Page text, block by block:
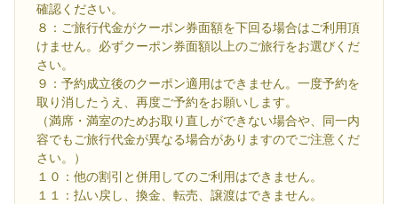
確認ください。
８：ご旅行代金がクーポン券面額を下回る場合はご利用頂
けません。必ずクーポン券面額以上のご旅行をお選びくだ
さい。
９：予約成立後のクーポン適用はできません。一度予約を
取り消したうえ、再度ご予約をお願いします。
（満席・満室のためお取り直しができない場合や、同一内
容でもご旅行代金が異なる場合がありますのでご注意くだ
さい。）
１０：他の割引と併用してのご利用はできません。
１１：払い戻し、換金、転売、譲渡はできません。